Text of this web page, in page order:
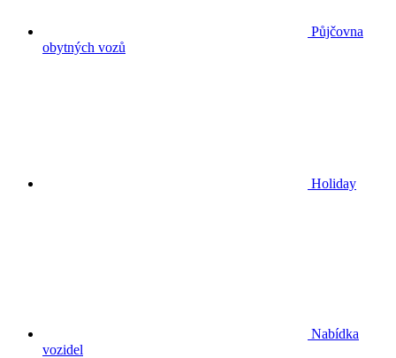
Půjčovna
obytných vozů
Holiday
Nabídka
vozidel